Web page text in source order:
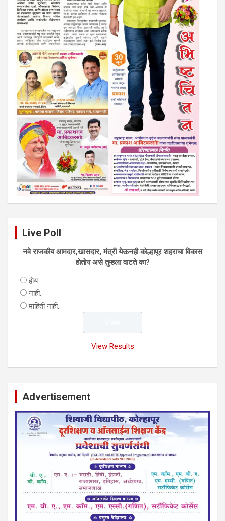
Live Poll
नवे राजकीय आमदार,खासदार, मंत्री येऊनही काेल्हापूर शहराचा विकास
हाेताेय असे तुम्हला वाटते का?
हाेय
नाही.
माहिती नाही..
View Results
Advertisement